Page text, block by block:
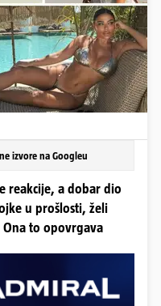
izvore na Googleu
reakcije, a dobar dio
u prošlosti, želi
Ona to opovrgava